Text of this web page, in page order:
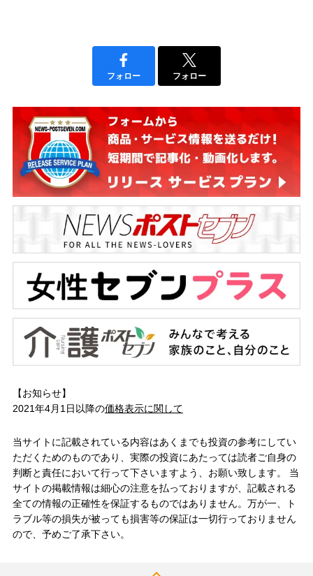
フォロー フォロー
【お知らせ】
2021年4月1日以降の価格表示に関して
当サイトに記載されている内容はあくまでも投資の参考にしてい
ただくためのものであり、実際の投資にあたっては読者ご自身の
判断と責任において行って下さいますよう、お願い致します。 当
サイトの掲載情報は細心の注意を払っておりますが、記載される
全ての情報の正確性を保証するものではありません。万が一、ト
ラブル等の損失が被っても損害等の保証は一切行っておりません
ので、予めご了承下さい。